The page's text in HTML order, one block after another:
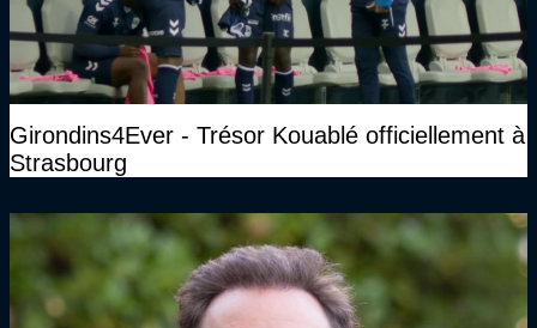
Girondins4Ever - Trésor Kouablé officiellement à
Strasbourg